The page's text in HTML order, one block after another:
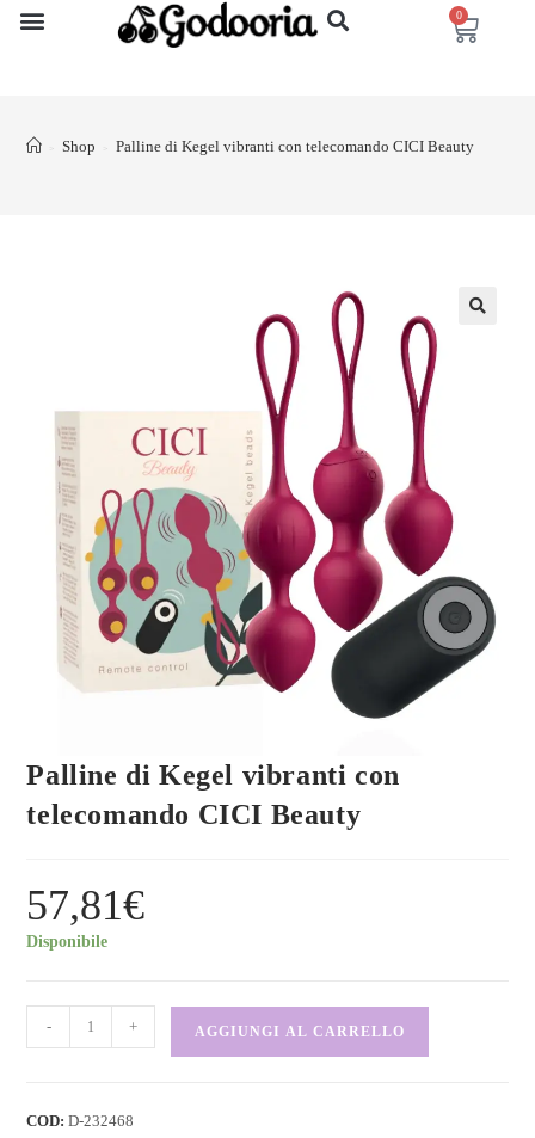
0
> Shop > Palline di Kegel vibranti con telecomando CICI Beauty
Palline di Kegel vibranti con
telecomando CICI Beauty
57,81€
Disponibile
- + AGGIUNGI AL CARRELLO
COD:D-232468